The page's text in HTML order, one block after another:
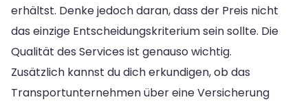
erhältst. Denke jedoch daran, dass der Preis nicht
das einzige Entscheidungskriterium sein sollte. Die
Qualität des Services ist genauso wichtig.
Zusätzlich kannst du dich erkundigen, ob das
Transportunternehmen über eine Versicherung